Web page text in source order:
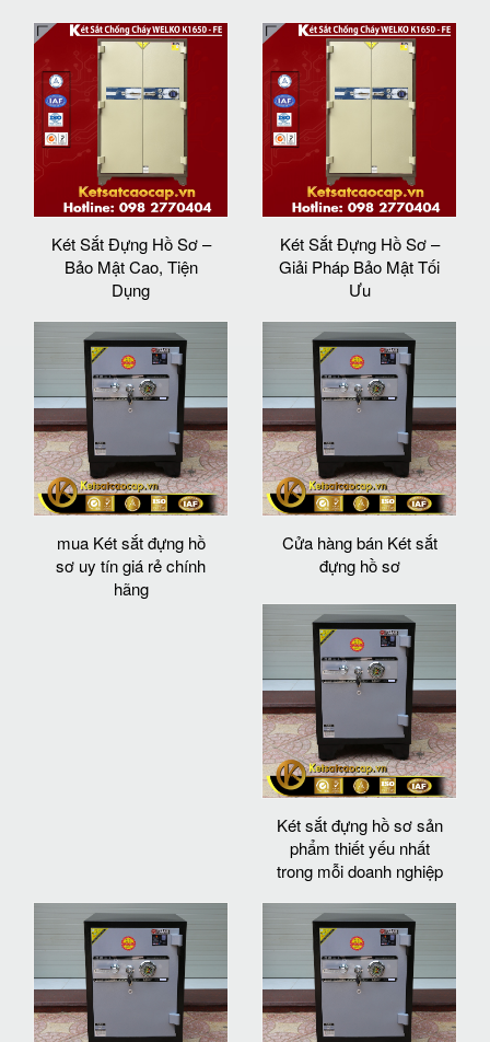
Két Sắt Đựng Hồ Sơ –
Bảo Mật Cao, Tiện
Dụng
Két Sắt Đựng Hồ Sơ –
Giải Pháp Bảo Mật Tối
Ưu
mua Két sắt đựng hồ
sơ uy tín giá rẻ chính
hãng
Cửa hàng bán Két sắt
đựng hồ sơ
Két sắt đựng hồ sơ sản
phẩm thiết yếu nhất
trong mỗi doanh nghiệp